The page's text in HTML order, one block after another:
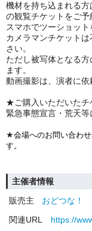
機材を持ち込まれる
の観覧チケットをご予
スマホでツーショッ
カメラマンチケット
さい。
ただし被写体となる
ます。
動画撮影は、演者に依
★ご購入いただいたチ
緊急事態宣言・荒天等
★会場へのお問い合わ
す。
主催者情報
販売主
おどつな！
関連URL
https://